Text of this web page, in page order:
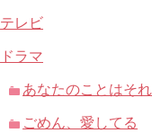
テレビ
ドラマ
あなたのことはそ
ごめん、愛してる